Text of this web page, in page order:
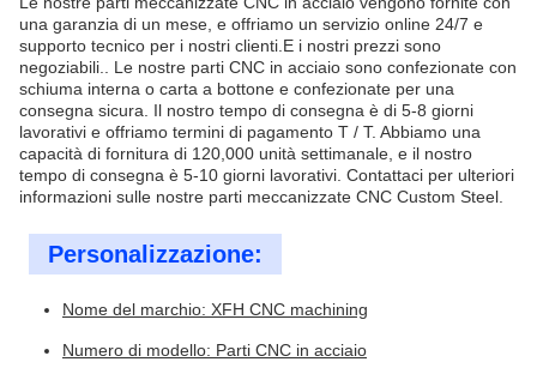
una garanzia di un mese, e offriamo un servizio online 24/7 e
supporto tecnico per i nostri clienti.E i nostri prezzi sono
negoziabili.. Le nostre parti CNC in acciaio sono confezionate con
schiuma interna o carta a bottone e confezionate per una
consegna sicura. Il nostro tempo di consegna è di 5-8 giorni
lavorativi e offriamo termini di pagamento T / T. Abbiamo una
capacità di fornitura di 120,000 unità settimanale, e il nostro
tempo di consegna è 5-10 giorni lavorativi. Contattaci per ulteriori
informazioni sulle nostre parti meccanizzate CNC Custom Steel.
Personalizzazione:
Nome del marchio: XFH CNC machining
Numero di modello: Parti CNC in acciaio